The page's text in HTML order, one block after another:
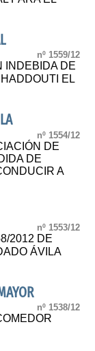
nº 1559/12
INDEBIDA DE
EL
nº 1554/12
DE
DE
A
nº 1553/12
2012 DE
ÁVILA
nº 1538/12